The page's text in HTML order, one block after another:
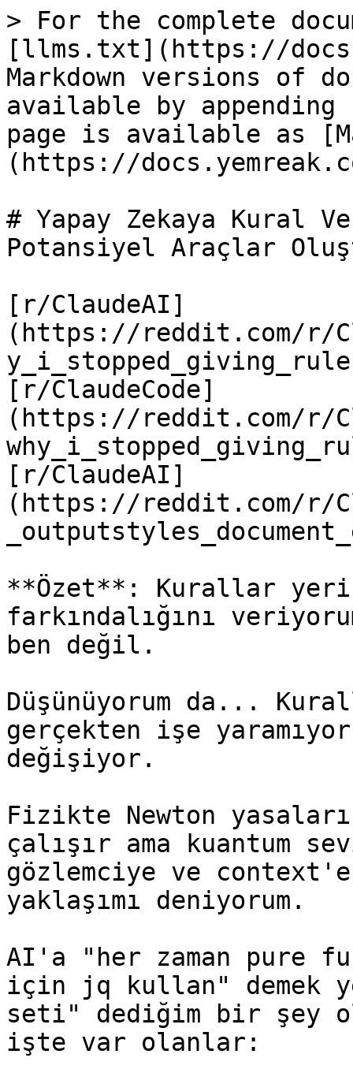
> For the complete
[llms.txt](https://
Markdown versions of
available by
page is available as
(https://
# Yapay Zekaya Kural
Potansiyel Araçlar
[r/ClaudeAI]
(https://reddit.com/r/
[r/ClaudeCode]
(https://reddit.com/r/
[r/ClaudeAI]
(https://reddit.com/r/
**Özet**: Kurallar
farkındalığını
ben değil.
Düşünüyorum da...
gerçekten işe
değişiyor.
Fizikte Newton
çalışır ama kuantum
gözlemciye ve
yaklaşımı deniyorum.
AI'a "her zaman pure
için jq kullan" demek
seti" dediğim bir şey
işte var olanlar: